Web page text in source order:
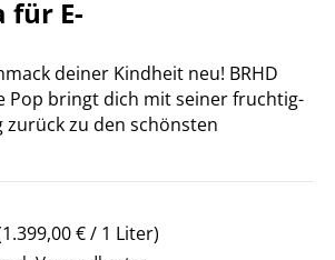
für E-
deiner Kindheit neu! BRHD
Pop bringt dich mit seiner fruchtig-
zurück zu den schönsten
€ / 1 Liter)